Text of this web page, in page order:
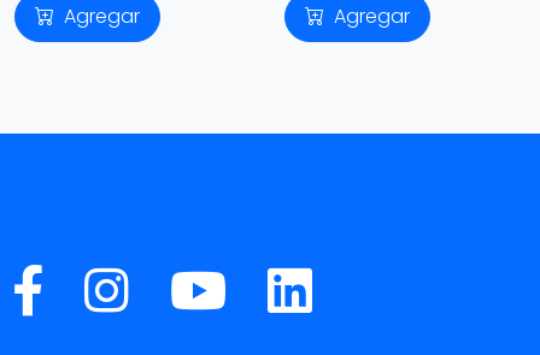
Agregar Agregar